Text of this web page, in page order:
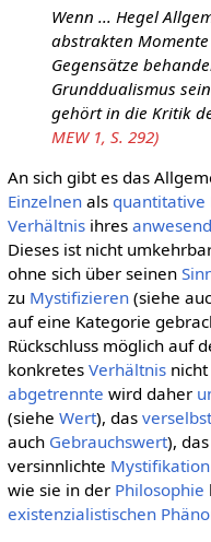
Wenn ... Hegel
abstrakten
Gegensätze
Grunddualismus
gehört in die Kritik
MEW 1, S. 292)
An sich gibt es das
Einzelnenals quantitative
Verhältnisihres
Dieses ist nicht
ohne sich über seinen
zu Mystifizieren(siehe
auf eine Kategorie
Rückschluss möglich auf
konkretes Verhältnisnicht
abgetrennte wird daher
(siehe Wert), das
auch Gebrauchswert), das
versinnlichte Mystifikation
wie sie in der Philosophie
existenzialistischen